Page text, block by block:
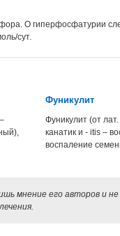
О гиперфосфатурии
сут.
Фуникулит
Фуникулит (от
канатик и - itis –
воспаление
мнение его авторов и